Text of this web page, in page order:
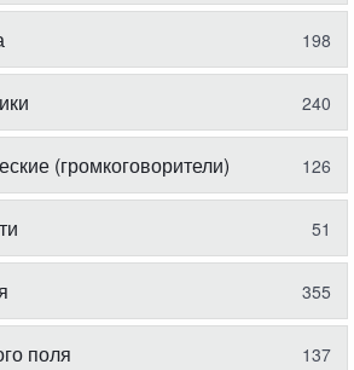
198
240
(громкоговорители) 126
51
355
поля 137